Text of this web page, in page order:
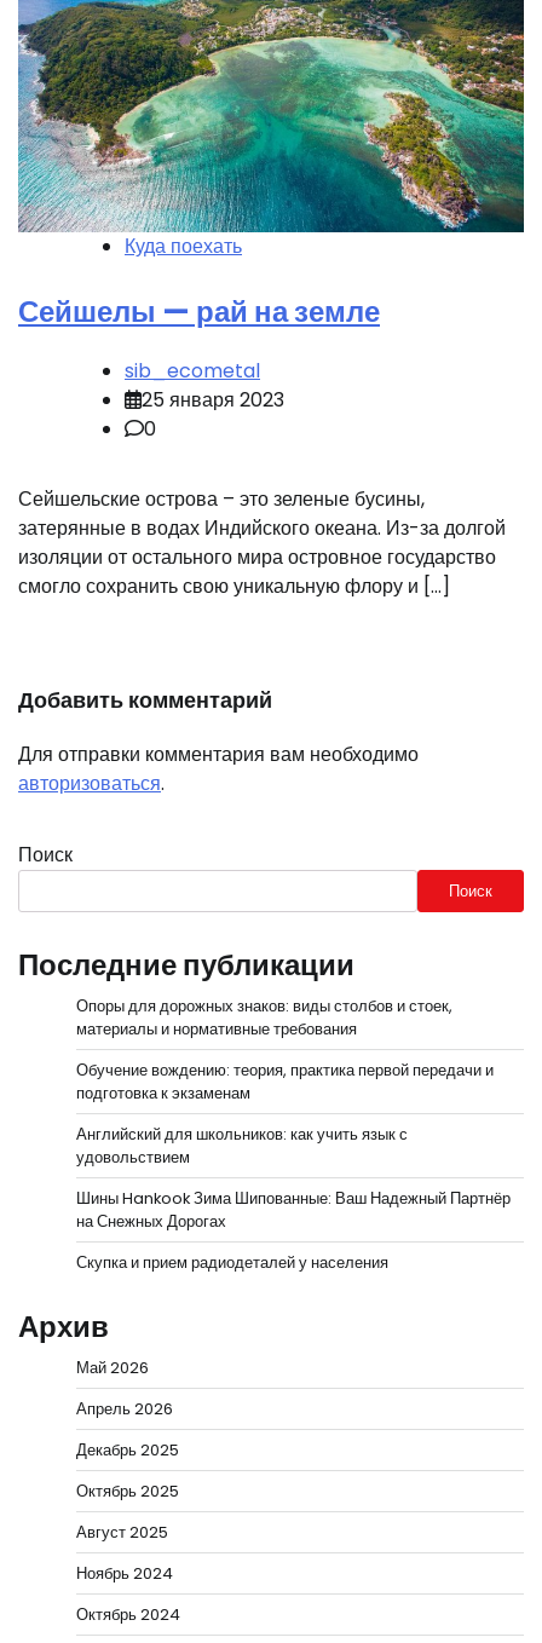
Куда поехать
Сейшелы — рай на земле
sib_ecometal
25 января 2023
0
Сейшельские острова – это зеленые бусины,
затерянные в водах Индийского океана. Из-за долгой
изоляции от остального мира островное государство
смогло сохранить свою уникальную флору и […]
Добавить комментарий
Для отправки комментария вам необходимо
авторизоваться.
Поиск
Поиск
Последние публикации
Опоры для дорожных знаков: виды столбов и стоек,
материалы и нормативные требования
Обучение вождению: теория, практика первой передачи и
подготовка к экзаменам
Английский для школьников: как учить язык с
удовольствием
Шины Hankook Зима Шипованные: Ваш Надежный Партнёр
на Снежных Дорогах
Скупка и прием радиодеталей у населения
Архив
Май 2026
Апрель 2026
Декабрь 2025
Октябрь 2025
Август 2025
Ноябрь 2024
Октябрь 2024